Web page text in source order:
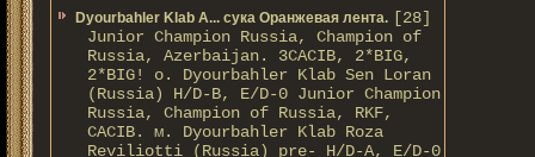
Dyourbahler Klab A... сука Оранжевая лента. [28]
Junior Champion Russia, Champion of
Russia, Azerbaijan. 3CACIB, 2*BIG,
2*BIG! о. Dyourbahler Klab Sen Loran
(Russia) H/D-B, E/D-0 Junior Champion
Russia, Champion of Russia, RKF,
CACIB. м. Dyourbahler Klab Roza
Reviliotti (Russia) pre- H/D-A, E/D-0